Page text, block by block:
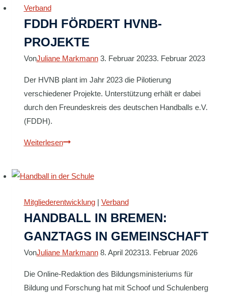
Verband
FDDH FÖRDERT HVNB-
PROJEKTE
VonJuliane Markmann 3. Februar 20233. Februar 2023
Der HVNB plant im Jahr 2023 die Pilotierung
verschiedener Projekte. Unterstützung erhält er dabei
durch den Freundeskreis des deutschen Handballs e.V.
(FDDH).
WeiterlesenFDDH
Mitgliederentwicklung| Verband
HANDBALL IN BREMEN:
GANZTAGS IN GEMEINSCHAFT
VonJuliane Markmann 8. April 202313. Februar 2026
Die Online-Redaktion des Bildungsministeriums für
Bildung und Forschung hat mit Schoof und Schulenberg